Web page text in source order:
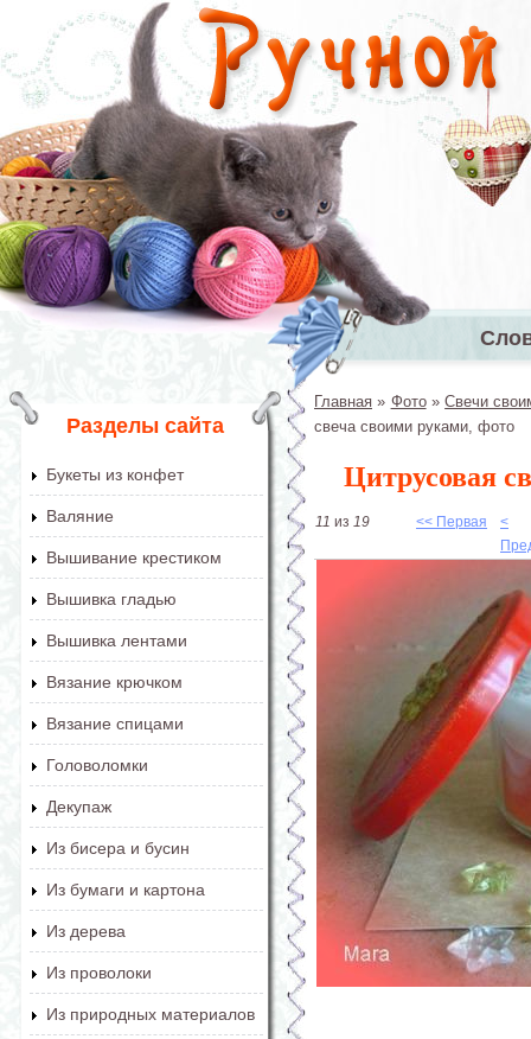
Перейти к основному содержанию
Главное
Разделы сайта
Букеты из конфет
Валяние
Вышивание крестиком
Вышивка гладью
Вышивка лентами
Вязание крючком
Вязание спицами
Головоломки
Декупаж
Из бисера и бусин
Из бумаги и картона
Из дерева
Из проволоки
Из природных материалов
Вы здесь
Главная » Фото » Свечи
свеча своими руками, фото
Цитрусовая
11 из 19 << Первая
<